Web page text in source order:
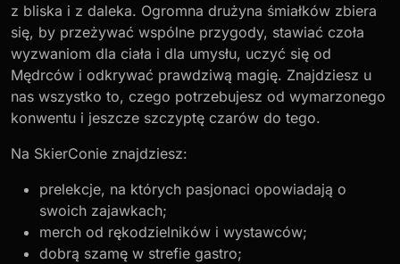
z bliska i z daleka. Ogromna drużyna śmiałków zbiera
się, by przeżywać wspólne przygody, stawiać czoła
wyzwaniom dla ciała i dla umysłu, uczyć się od
Mędrców i odkrywać prawdziwą magię. Znajdziesz u
nas wszystko to, czego potrzebujesz od wymarzonego
konwentu i jeszcze szczyptę czarów do tego.
Na SkierConie znajdziesz:
prelekcje, na których pasjonaci opowiadają o
swoich zajawkach;
merch od rękodzielników i wystawców;
dobrą szamę w strefie gastro;